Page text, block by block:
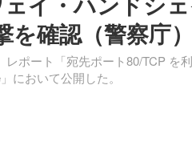
を確認（警察庁）
レポート「宛先ポート80/TCP を
」において公開した。